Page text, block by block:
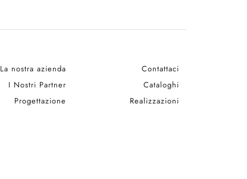
La nostra azienda
I Nostri Partner
Progettazione
Contattaci
Cataloghi
Realizzazioni